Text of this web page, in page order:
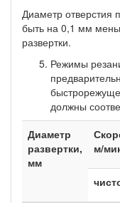
Диаметр отверстия
быть на 0,1 мм
развертки.
Режимы
должны
Диаметр
развертки,
мм
м/